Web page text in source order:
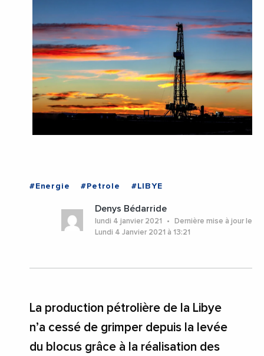
#Energie #Petrole #LIBYE
Denys Bédarride
lundi 4 janvier 2021
Dernière mise à jour le
Lundi 4 Janvier 2021 à 13:21
La production pétrolière de la Libye
n’a cessé de grimper depuis la levée
du blocus grâce à la réalisation des